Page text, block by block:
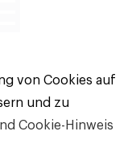
von Cookies auf
und zu
Cookie-Hinweis